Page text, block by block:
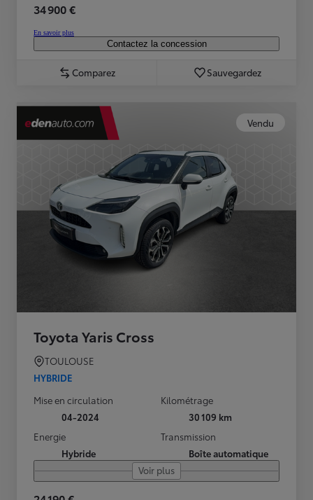
34 900 €
En savoir plus
Contactez la concession
Comparez Sauvegardez
Vendu
Toyota Yaris Cross
TOULOUSE
HYBRIDE
Mise en circulation
04-2024
Kilométrage
30 109 km
Energie
Hybride
Transmission
Boîte automatique
Voir plus